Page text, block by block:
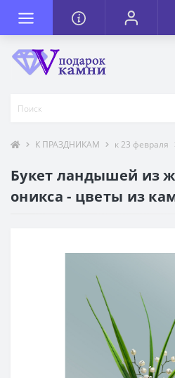
К ПРАЗДНИКАМ к 23 февраля
Букет ландышей из
оникса - цветы из